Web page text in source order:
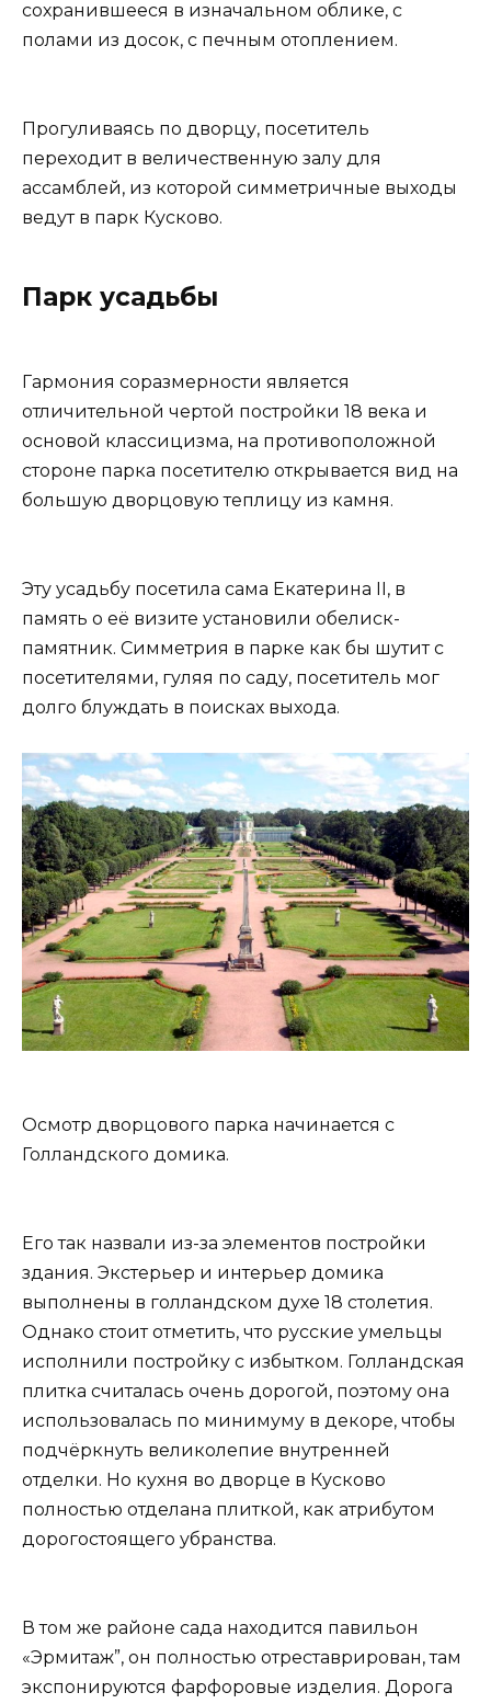
сохранившееся в изначальном облике, с
полами из досок, с печным отоплением.
Прогуливаясь по дворцу, посетитель
переходит в величественную залу для
ассамблей, из которой симметричные выходы
ведут в парк Кусково.
Парк усадьбы
Гармония соразмерности является
отличительной чертой постройки 18 века и
основой классицизма, на противоположной
стороне парка посетителю открывается вид на
большую дворцовую теплицу из камня.
Эту усадьбу посетила сама Екатерина II, в
память о её визите установили обелиск-
памятник. Симметрия в парке как бы шутит с
посетителями, гуляя по саду, посетитель мог
долго блуждать в поисках выхода.
Осмотр дворцового парка начинается с
Голландского домика.
Его так назвали из-за элементов постройки
здания. Экстерьер и интерьер домика
выполнены в голландском духе 18 столетия.
Однако стоит отметить, что русские умельцы
исполнили постройку с избытком. Голландская
плитка считалась очень дорогой, поэтому она
использовалась по минимуму в декоре, чтобы
подчёркнуть великолепие внутренней
отделки. Но кухня во дворце в Кусково
полностью отделана плиткой, как атрибутом
дорогостоящего убранства.
В том же районе сада находится павильон
«Эрмитаж”, он полностью отреставрирован, там
экспонируются фарфоровые изделия. Дорога